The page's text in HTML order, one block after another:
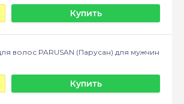
Купить
волос PARUSAN (Парусан) для мужчин
Купить